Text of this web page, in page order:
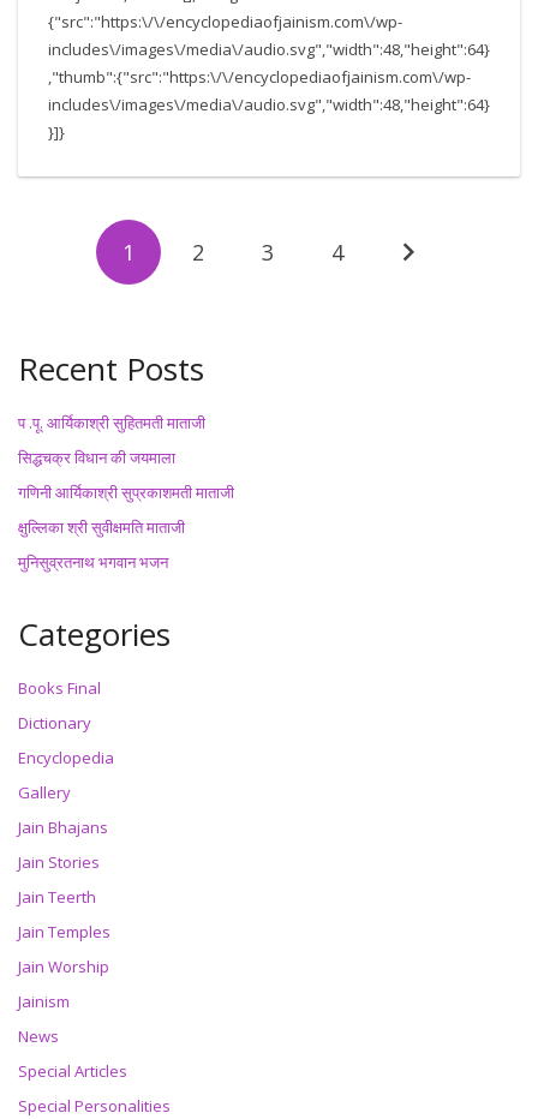
{"src":"https:\/\/encyclopediaofjainism.com\/wp-
includes\/images\/media\/audio.svg","width":48,"height":64}
,"thumb":{"src":"https:\/\/encyclopediaofjainism.com\/wp-
includes\/images\/media\/audio.svg","width":48,"height":64}
}]}
1 2 3 4
Recent Posts
प .पू. आर्यिकाश्री सुहितमती माताजी
सिद्धचक्र विधान की जयमाला
गणिनी आर्यिकाश्री सुप्रकाशमती माताजी
क्षुल्लिका श्री सुवीक्षमति माताजी
मुनिसुव्रतनाथ भगवान भजन
Categories
Books Final
Dictionary
Encyclopedia
Gallery
Jain Bhajans
Jain Stories
Jain Teerth
Jain Temples
Jain Worship
Jainism
News
Special Articles
Special Personalities